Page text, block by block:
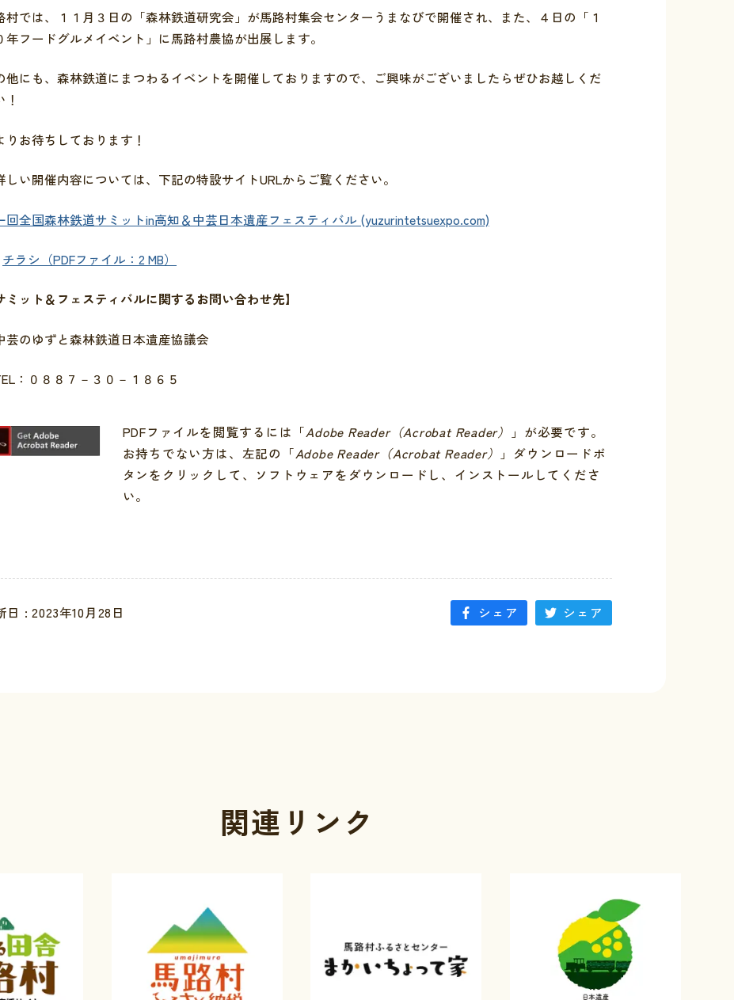
村では、１１月３日の「森林鉄道研究会」が馬路村集会センターうまなびで開催され、また、４日の「１
年フードグルメイベント」に馬路村農協が出展します。
他にも、森林鉄道にまつわるイベントを開催しておりますので、ご興味がございましたらぜひお越しくだ
！
りお待ちしております！
い開催内容については、下記の特設サイトURLからご覧ください。
回全国森林鉄道サミットin高知＆中芸日本遺産フェスティバル (yuzurintetsuexpo.com)
チラシ（PDFファイル：2 MB）
ミット＆フェスティバルに関するお問い合わせ先】
のゆずと森林鉄道日本遺産協議会
：０８８７－３０－１８６５
PDFファイルを閲覧するには「Adobe Reader（Acrobat Reader）
」が必要です。
お持ちでない方は、左記の「Adobe Reader（Acrobat Reader）
」ダウンロードボ
タンをクリックして、ソフトウェアをダウンロードし、インストールしてくださ
い。
日 : 2023年10月28日 シェア シェア
関連リンク